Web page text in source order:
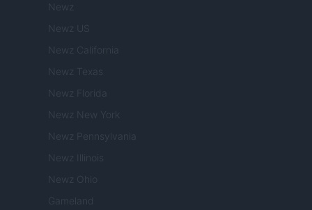
Newz
Newz US
Newz California
Newz Texas
Newz Florida
Newz New York
Newz Pennsylvania
Newz Illinois
Newz Ohio
Gameland